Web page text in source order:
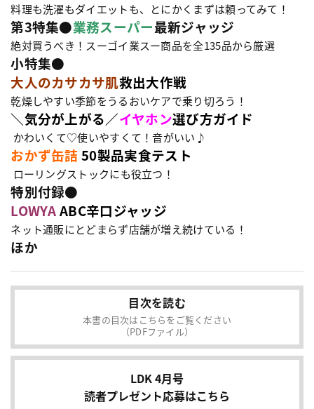
料理も洗濯もダイエットも、とにかくまずは頼ってみて！
第3特集●業務スーパー最新ジャッジ
絶対買うべき！スーゴイ業スー商品を全135品から厳選
小特集●
大人のカサカサ肌救出大作戦
乾燥しやすい季節をうるおいケアで乗り切ろう！
＼気分が上がる／イヤホン選び方ガイド
かわいくて♡使いやすくて！音がいい♪
おかず缶詰50製品実食テスト
ローリングストックにも役立つ！
特別付録●
LOWYAABC辛口ジャッジ
ネット通販にとどまらず店舗が増え続けている！
ほか
目次を読む
本書の目次はこちらをご覧ください
（PDFファイル）
LDK 4月号
読者プレゼント応募はこちら